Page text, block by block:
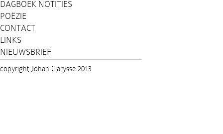
DAGBOEK NOTITIES
POËZIE
CONTACT
LINKS
NIEUWSBRIEF
copyright Johan Clarysse 2013